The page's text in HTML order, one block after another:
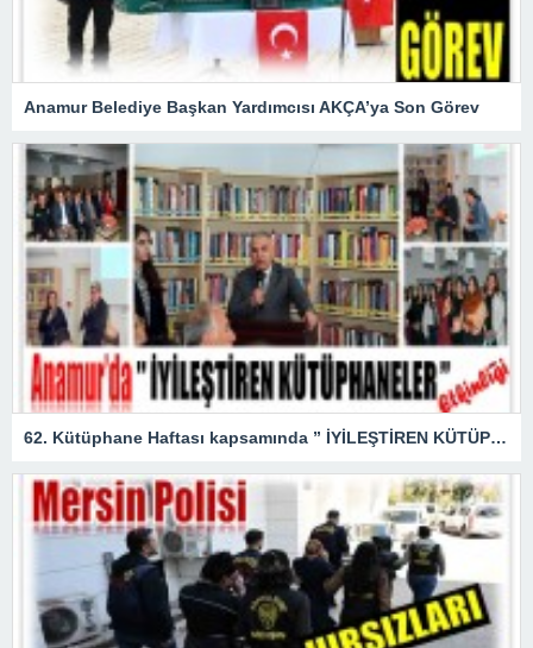
Anamur Belediye Başkan Yardımcısı AKÇA’ya Son Görev
62. Kütüphane Haftası kapsamında ” İYİLEŞTİREN KÜTÜPHANELER ” etkinliği düzenlendi.